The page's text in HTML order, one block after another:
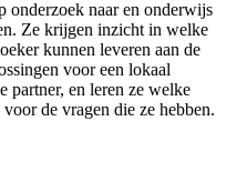
onderzoek naar en onderwijs
Ze krijgen inzicht in welke
kunnen leveren aan de
voor een lokaal
partner, en leren ze welke
de vragen die ze hebben.